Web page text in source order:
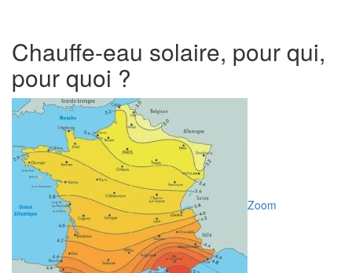
Chauffe-eau solaire, pour qui,
pour quoi ?
Zoom